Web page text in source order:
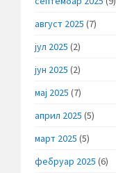
август 2025 (7)
јул 2025 (2)
јун 2025 (2)
мај 2025 (7)
април 2025 (5)
март 2025 (5)
фебруар 2025 (6)